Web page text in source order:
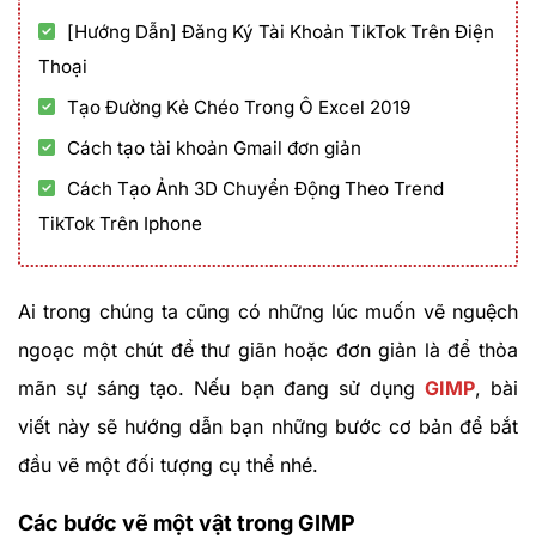
[Hướng Dẫn] Đăng Ký Tài Khoản TikTok Trên Điện
Thoại
Tạo Đường Kẻ Chéo Trong Ô Excel 2019
Cách tạo tài khoản Gmail đơn giản
Cách Tạo Ảnh 3D Chuyển Động Theo Trend
TikTok Trên Iphone
Ai trong chúng ta cũng có những lúc muốn vẽ nguệch
ngoạc một chút để thư giãn hoặc đơn giản là để thỏa
mãn sự sáng tạo. Nếu bạn đang sử dụng GIMP, bài
viết này sẽ hướng dẫn bạn những bước cơ bản để bắt
đầu vẽ một đối tượng cụ thể nhé.
Các bước vẽ một vật trong GIMP